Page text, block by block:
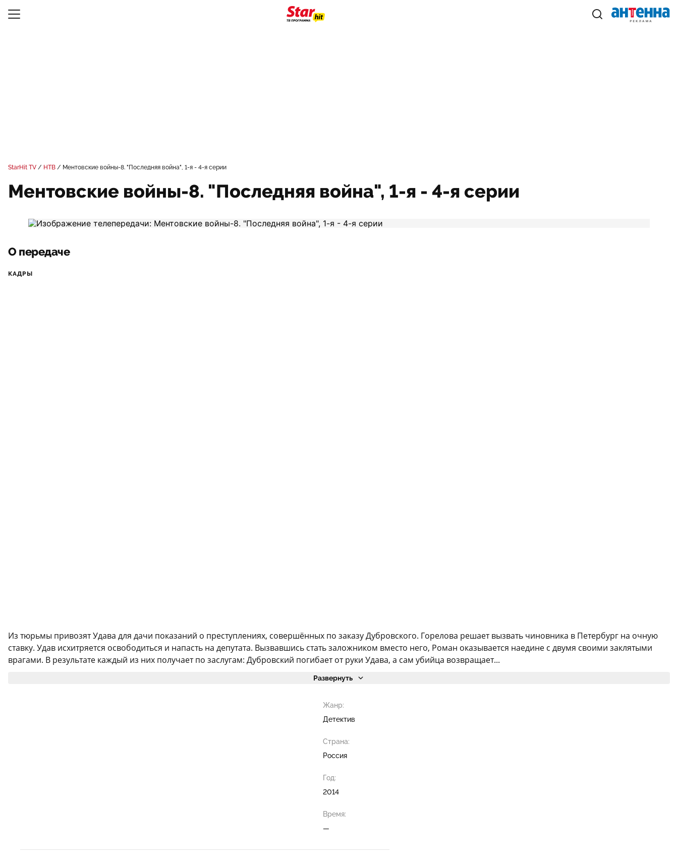
StarHit TV НТВ Ментовские войны-8. "Последняя война", 1-я - 4-я серии
Ментовские войны-8. "Последняя война", 1-я - 4-я серии
О передаче
КАДРЫ
Из тюрьмы привозят Удава для дачи показаний о преступлениях, совершённых по заказу Дубровского. Горелова решает вызвать чиновника в Петербург на очную
ставку. Удав исхитряется освободиться и напасть на депутата. Вызвавшись стать заложником вместо него, Роман оказывается наедине с двумя своими заклятыми
врагами. В результате каждый из них получает по заслугам: Дубровский погибает от руки Удава, а сам убийца возвращает...
Развернуть
Жанр:
Детектив
Страна:
Россия
Год:
2014
Время:
—